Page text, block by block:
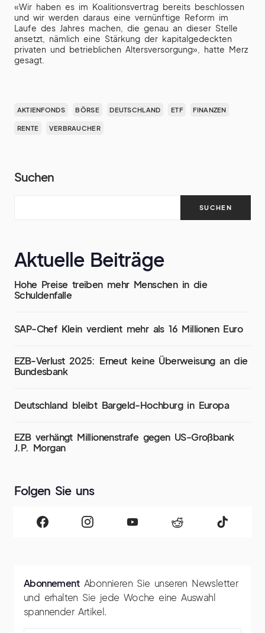
«Wir haben es im Koalitionsvertrag bereits beschlossen
und wir werden daraus eine vernünftige Reform im
Laufe des Jahres machen, die genau an dieser Stelle
ansetzt, nämlich eine Stärkung der kapitalgedeckten
privaten und betrieblichen Altersversorgung», hatte Merz
gesagt.
AKTIENFONDS BÖRSE DEUTSCHLAND ETF FINANZEN
RENTE VERBRAUCHER
Suchen
SUCHEN
Aktuelle Beiträge
Hohe Preise treiben mehr Menschen in die
Schuldenfalle
SAP-Chef Klein verdient mehr als 16 Millionen Euro
EZB-Verlust 2025: Erneut keine Überweisung an die
Bundesbank
Deutschland bleibt Bargeld-Hochburg in Europa
EZB verhängt Millionenstrafe gegen US-Großbank
J.P. Morgan
Folgen Sie uns
Abonnement Abonnieren Sie unseren Newsletter
und erhalten Sie jede Woche eine Auswahl
spannender Artikel.